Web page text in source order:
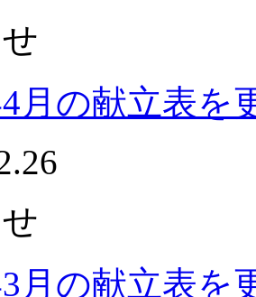
月の献立表を
月の献立表を